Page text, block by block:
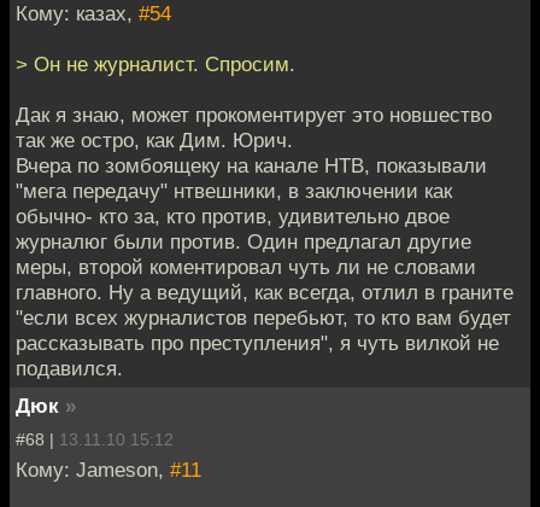
Кому: казах, #54
> Он не журналист. Спросим.
Дак я знаю, может прокоментирует это новшество
так же остро, как Дим. Юрич.
Вчера по зомбоящеку на канале НТВ, показывали
"мега передачу" нтвешники, в заключении как
обычно- кто за, кто против, удивительно двое
журналюг были против. Один предлагал другие
меры, второй коментировал чуть ли не словами
главного. Ну а ведущий, как всегда, отлил в граните
"если всех журналистов перебьют, то кто вам будет
рассказывать про преступления", я чуть вилкой не
подавился.
Дюк »
#68 | 13.11.10 15:12
Кому: Jameson, #11